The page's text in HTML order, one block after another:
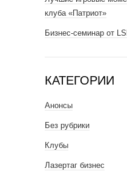
клуба «Патриот»
Бизнес-семинар от
КАТЕГОРИИ
Анонсы
Без рубрики
Клубы
Лазертаг бизнес